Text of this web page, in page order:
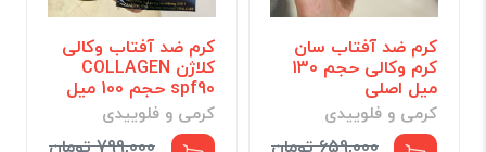
کرم ضد آفتاب سان
کرم وکالی حجم 130
میل اصلی
کرمی و فلوییدی
کرم ضد آفتاب وکالی
کلاژن COLLAGEN
spf90 حجم 100 میل
کرمی و فلوییدی